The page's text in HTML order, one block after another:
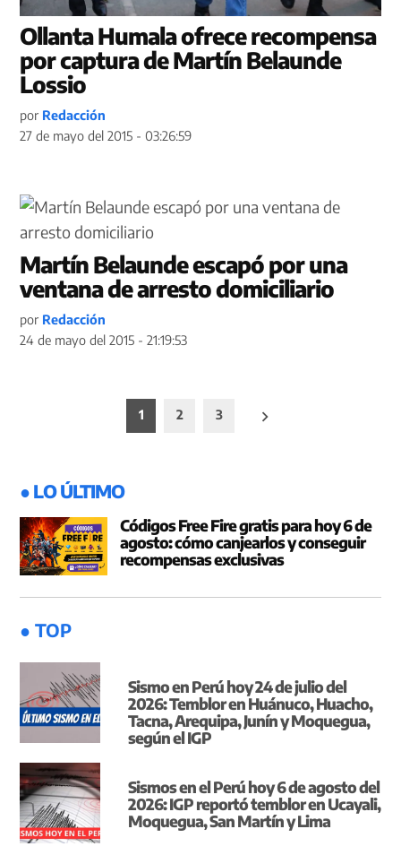
Ollanta Humala ofrece recompensa
por captura de Martín Belaunde
Lossio
por Redacción
27 de mayo del 2015 - 03:26:59
Martín Belaunde escapó por una
ventana de arresto domiciliario
por Redacción
24 de mayo del 2015 - 21:19:53
1 2 3
● LO ÚLTIMO
Códigos Free Fire gratis para hoy 6 de
agosto: cómo canjearlos y conseguir
recompensas exclusivas
● TOP
Sismo en Perú hoy 24 de julio del
2026: Temblor en Huánuco, Huacho,
Tacna, Arequipa, Junín y Moquegua,
según el IGP
Sismos en el Perú hoy 6 de agosto del
2026: IGP reportó temblor en Ucayali,
Moquegua, San Martín y Lima